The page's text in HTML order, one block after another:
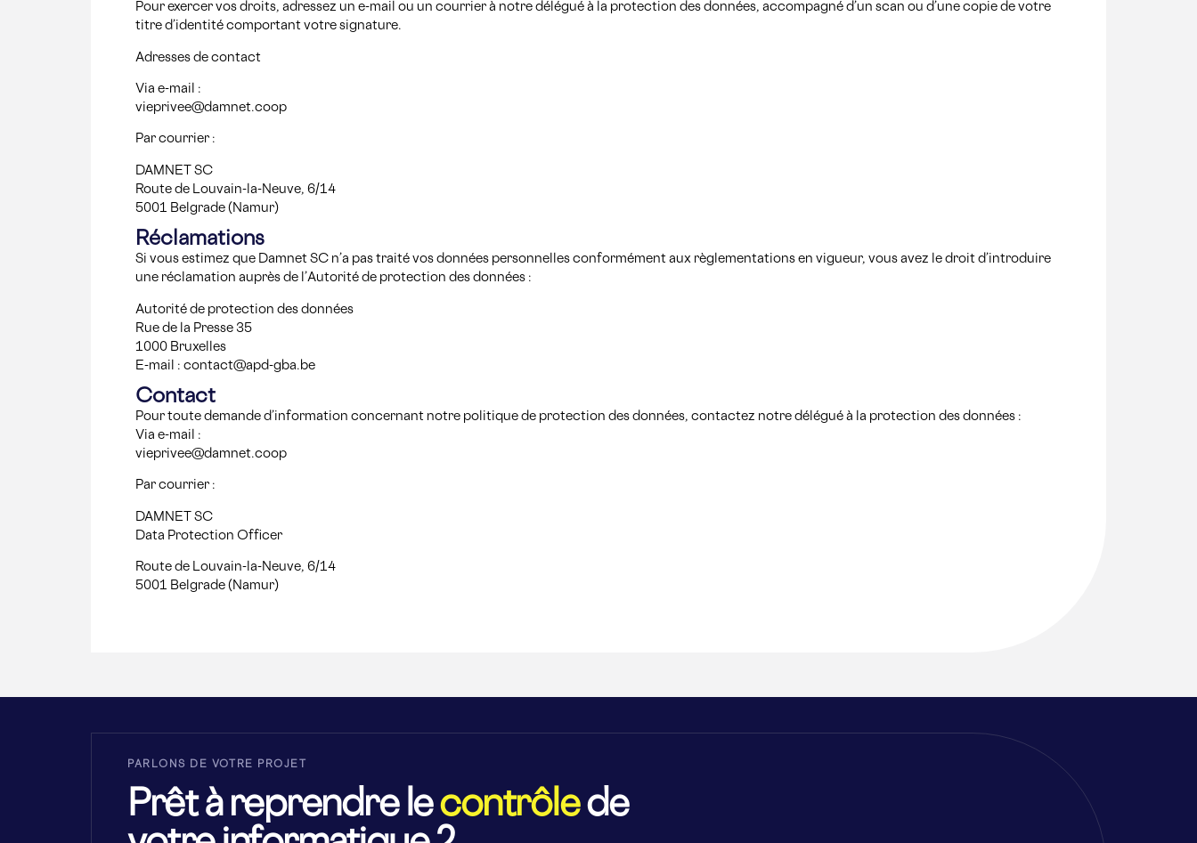
Pour exercer vos droits, adressez un e-mail ou un courrier à notre délégué à la protection des données, accompagné d’un scan ou d’une copie de votre
titre d’identité comportant votre signature.
Adresses de contact
Via e-mail :
vieprivee@damnet.coop
Par courrier :
DAMNET SC
Route de Louvain-la-Neuve, 6/14
5001 Belgrade (Namur)
Réclamations
Si vous estimez que Damnet SC n’a pas traité vos données personnelles conformément aux règlementations en vigueur, vous avez le droit d’introduire
une réclamation auprès de l’Autorité de protection des données :
Autorité de protection des données
Rue de la Presse 35
1000 Bruxelles
E-mail : contact@apd-gba.be
Contact
Pour toute demande d’information concernant notre politique de protection des données, contactez notre délégué à la protection des données :
Via e-mail :
vieprivee@damnet.coop
Par courrier :
DAMNET SC
Data Protection Officer
Route de Louvain-la-Neuve, 6/14
5001 Belgrade (Namur)
PARLONS DE VOTRE PROJET
Prêt à reprendre lecontrôlede